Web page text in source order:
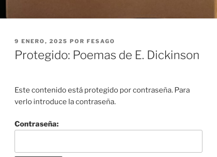
PUBLICADO
EL
9 ENERO, 2025 POR FESAGO
Protegido: Poemas de E. Dickinson
Este contenido está protegido por contraseña. Para
verlo introduce la contraseña.
Contraseña: